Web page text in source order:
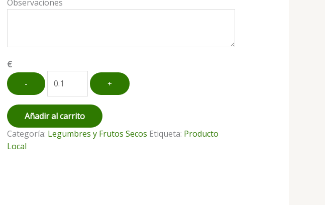
Observaciones
€
Almendra
Tostada
cantidad
- +
Añadir al carrito
Categoría: Legumbres y Frutos Secos Etiqueta: Producto
Local